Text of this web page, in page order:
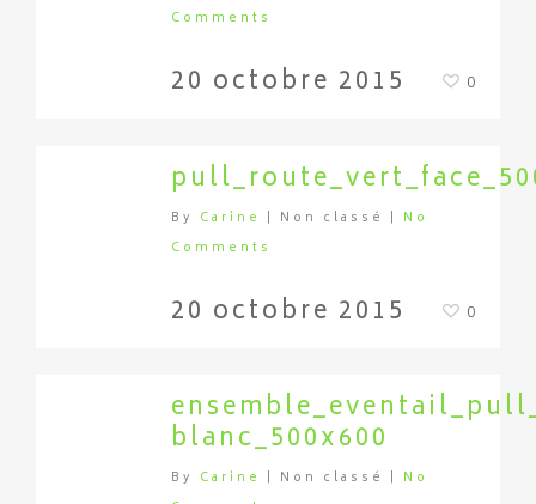
Comments
20 octobre 2015 0
By Carine | Non classé | No
Comments
20 octobre 2015 0
blanc_500x600
By Carine | Non classé | No